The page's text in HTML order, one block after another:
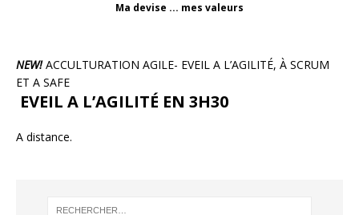
Ma devise ... mes valeurs
NEW!ACCULTURATION AGILE- EVEIL A L’AGILITÉ, À SCRUM
ET A SAFE
EVEIL A L’AGILITÉ EN 3H30
A distance.